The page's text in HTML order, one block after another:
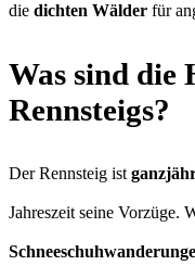
die dichten Wälder für
Was sind die
Rennsteigs?
Der Rennsteig ist
Jahreszeit seine Vorzüge.